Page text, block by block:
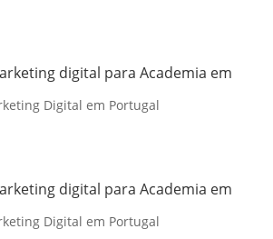
digital para Academia em
Digital em Portugal
digital para Academia em
Digital em Portugal